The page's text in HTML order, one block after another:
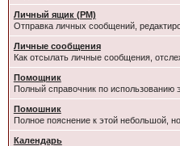
Личный ящик (PM)
Отправка личных сообщений,
Личные сообщения
Как отсылать личные сообщения,
Помощник
Полный справочник по использованию
Помошник
Полное пояснение к этой небольшой,
Календарь